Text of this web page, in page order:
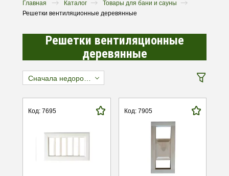
Главная Каталог
Товары для бани и сауны
Решетки вентиляционные деревянные
Решетки вентиляционные
деревянные
Код: 7695 Код: 7905